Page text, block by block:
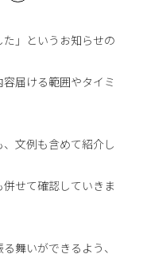
」というお知らせの
届ける範囲やタイミ
文例も含めて紹介し
せて確認していきま
舞いができるよう、